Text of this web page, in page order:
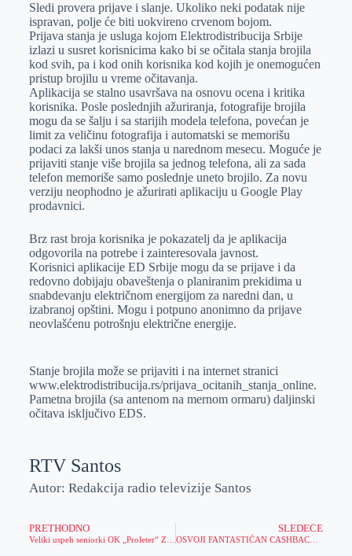
Sledi provera prijave i slanje. Ukoliko neki podatak nije
ispravan, polje će biti uokvireno crvenom bojom.
Prijava stanja je usluga kojom Elektrodistribucija Srbije
izlazi u susret korisnicima kako bi se očitala stanja brojila
kod svih, pa i kod onih korisnika kod kojih je onemogućen
pristup brojilu u vreme očitavanja.
Aplikacija se stalno usavršava na osnovu ocena i kritika
korisnika. Posle poslednjih ažuriranja, fotografije brojila
mogu da se šalju i sa starijih modela telefona, povećan je
limit za veličinu fotografija i automatski se memorišu
podaci za lakši unos stanja u narednom mesecu. Moguće je
prijaviti stanje više brojila sa jednog telefona, ali za sada
telefon memoriše samo poslednje uneto brojilo. Za novu
verziju neophodno je ažurirati aplikaciju u Google Play
prodavnici.
Brz rast broja korisnika je pokazatelj da je aplikacija
odgovorila na potrebe i zainteresovala javnost.
Korisnici aplikacije ED Srbije mogu da se prijave i da
redovno dobijaju obaveštenja o planiranim prekidima u
snabdevanju električnom energijom za naredni dan, u
izabranoj opštini. Mogu i potpuno anonimno da prijave
neovlašćenu potrošnju električne energije.
Stanje brojila može se prijaviti i na internet stranici
www.elektrodistribucija.rs/prijava_ocitanih_stanja_online.
Pametna brojila (sa antenom na mernom ormaru) daljinski
očitava isključivo EDS.
RTV Santos
Autor: Redakcija radio televizije Santos
PRETHODNO SLEDEĆE